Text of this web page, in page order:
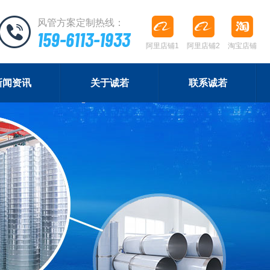
淘宝店铺
阿里店铺2
阿里店铺1
风管方案定制热线：
159-6113-1933
闻资讯 关于诚若 联系诚若